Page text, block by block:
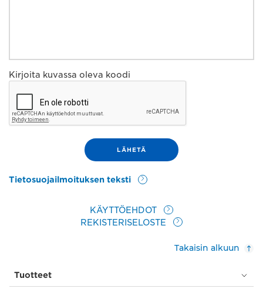
Kirjoita kuvassa oleva koodi
Tietosuojailmoituksen teksti
KÄYTTÖEHDOT
REKISTERISELOSTE
Takaisin alkuun
Tuotteet